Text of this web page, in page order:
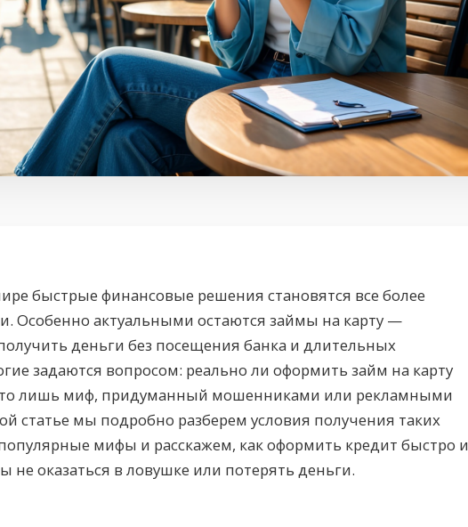
быстрые финансовые решения становятся все более
Особенно актуальными остаются займы на карту —
деньги без посещения банка и длительных
задаются вопросом: реально ли оформить займ на карту
лишь миф, придуманный мошенниками или рекламными
статье мы подробно разберем условия получения таких
мифы и расскажем, как оформить кредит быстро и
не оказаться в ловушке или потерять деньги.